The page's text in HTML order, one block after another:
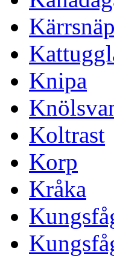
Knipa
Koltrast
Korp
Kråka